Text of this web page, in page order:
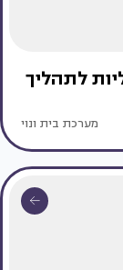
גורליות לתהליך
מערכת בית ונוי